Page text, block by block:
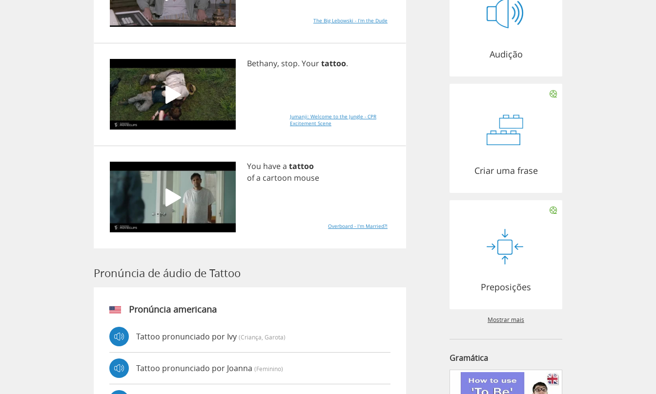
The Big Lebowski - I'm the Dude
Bethany, stop. Yourtattoo.
Jumanji: Welcome to the Jungle - CPR
Excitement Scene
You havea tattoo
ofa cartoon mouse
Overboard - I'm Married?!
Pronúncia de áudio de Tattoo
Pronúncia americana
Tattoo pronunciado por Ivy (criança, Garota)
Tattoo pronunciado por Joanna (feminino)
Audição
Criar uma frase
Preposições
Mostrar mais
Gramática